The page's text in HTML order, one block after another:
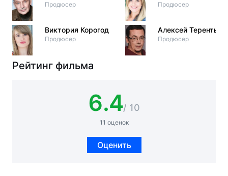
Продюсер
Виктория Корогод
Продюсер
Продюсер
Алексей Терентьев
Продюсер
Рейтинг фильма
6.4/ 10
11 оценок
Оценить